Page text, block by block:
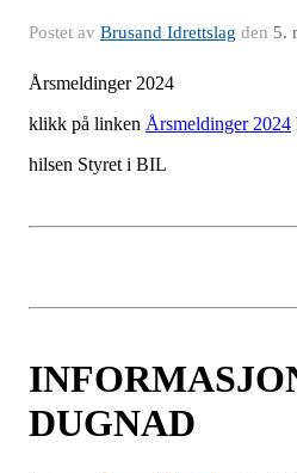
Postet av Brusand Idrettslag den 5.
Årsmeldinger 2024
klikk på linken Årsmeldinger 2024
hilsen Styret i BIL
DUGNAD